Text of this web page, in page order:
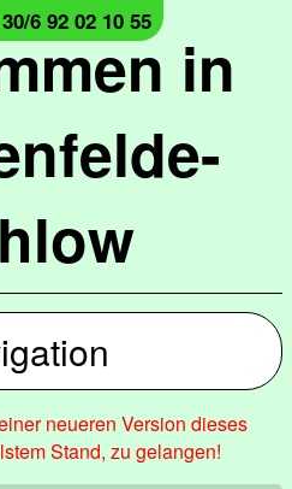
in
6 92 02 10 55
neueren Version dieses
Stand, zu gelangen!